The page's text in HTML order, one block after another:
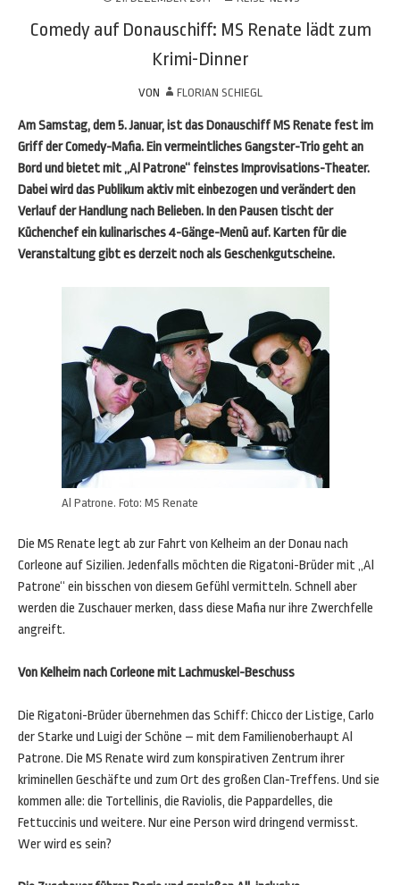
Comedy auf Donauschiff: MS Renate lädt zum
Krimi-Dinner
VON FLORIAN SCHIEGL
Am Samstag, dem 5. Januar, ist das Donauschiff MS Renate fest im
Griff der Comedy-Mafia. Ein vermeintliches Gangster-Trio geht an
Bord und bietet mit „Al Patrone“ feinstes Improvisations-Theater.
Dabei wird das Publikum aktiv mit einbezogen und verändert den
Verlauf der Handlung nach Belieben. In den Pausen tischt der
Küchenchef ein kulinarisches 4-Gänge-Menü auf. Karten für die
Veranstaltung gibt es derzeit noch als Geschenkgutscheine.
Al Patrone. Foto: MS Renate
Die MS Renate legt ab zur Fahrt von Kelheim an der Donau nach
Corleone auf Sizilien. Jedenfalls möchten die Rigatoni-Brüder mit „Al
Patrone“ ein bisschen von diesem Gefühl vermitteln. Schnell aber
werden die Zuschauer merken, dass diese Mafia nur ihre Zwerchfelle
angreift.
Von Kelheim nach Corleone mit Lachmuskel-Beschuss
Die Rigatoni-Brüder übernehmen das Schiff: Chicco der Listige, Carlo
der Starke und Luigi der Schöne – mit dem Familienoberhaupt Al
Patrone. Die MS Renate wird zum konspirativen Zentrum ihrer
kriminellen Geschäfte und zum Ort des großen Clan-Treffens. Und sie
kommen alle: die Tortellinis, die Raviolis, die Pappardelles, die
Fettuccinis und weitere. Nur eine Person wird dringend vermisst.
Wer wird es sein?